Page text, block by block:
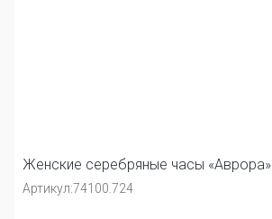
Женские серебряные часы «Аврора»
Артикул:74100.724